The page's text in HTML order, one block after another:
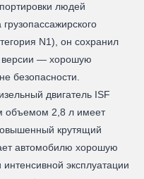
людей
N1), он сохранил
версии — хорошую
безопасности.
двигатель ISF
объемом 2,8 л имеет
крутящий
автомобилю хорошую
эксплуатации